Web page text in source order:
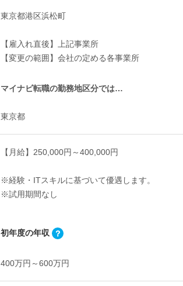
東京都港区浜松町
【雇入れ直後】上記事業所
【変更の範囲】会社の定める各事業所
マイナビ転職の勤務地区分では…
東京都
【月給】250,000円～400,000円
※経験・ITスキルに基づいて優遇します。
※試用期間なし
初年度の年収
400万円～600万円